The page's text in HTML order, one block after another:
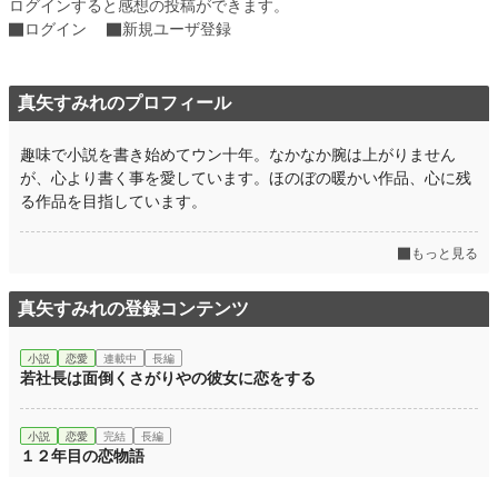
累計ポイント 6,585 pt (114,182 位)
ログインすると感想の投稿ができます。
ログイン
新規ユーザ登録
真矢すみれのプロフィール
趣味で小説を書き始めてウン十年。なかなか腕は上がりません
が、心より書く事を愛しています。ほのぼの暖かい作品、心に残
る作品を目指しています。
もっと見る
真矢すみれの登録コンテンツ
小説 恋愛 連載中 長編
若社長は面倒くさがりやの彼女に恋をする
小説 恋愛 完結 長編
１２年目の恋物語